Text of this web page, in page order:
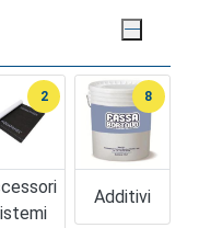
2
Additivi
8